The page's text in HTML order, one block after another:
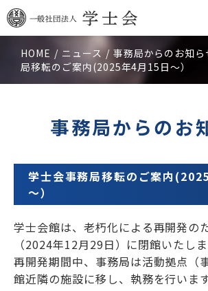
学士会概要
会員向けサービス
アクセス よくある質問 お
FacebookInstagram
HOME ニュース 事務局からのお知ら
局移転のご案内(2025年4月15日～）
事務局からのお
学士会事務局移転のご案内
～）
学士会館は、老朽化による再開発の
（2024年12月29日）に閉館いたしま
再開発期間中、事務局は活動拠点（
館近隣の施設に移し、執務を行います